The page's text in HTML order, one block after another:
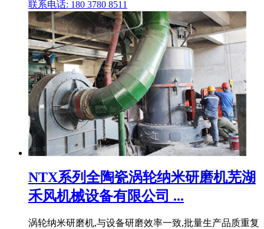
联系电话: 180 3780 8511
NTX系列全陶瓷涡轮纳米研磨机芜湖
禾风机械设备有限公司 ...
涡轮纳米研磨机,与设备研磨效率一致,批量生产品质重复